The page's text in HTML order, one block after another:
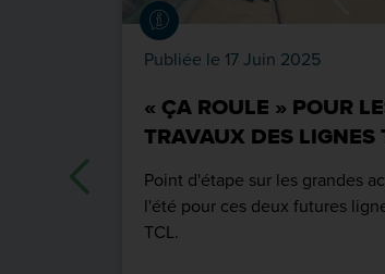
Publiée le 17 Juin 2025
« ÇA ROULE » POUR
TRAVAUX DES LIGNES
Point d'étape sur les grandes
l'été pour ces deux futures
TCL.